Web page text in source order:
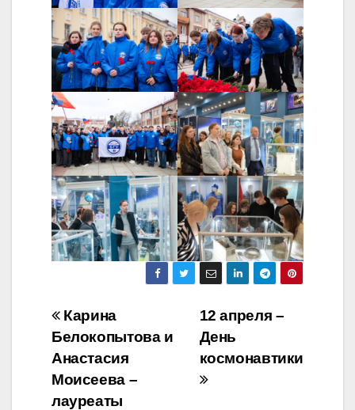
Навигация
по
записям
12 апреля –
День
космонавтики
Карина
Белокопытова и
Анастасия
Моисеева –
лауреаты